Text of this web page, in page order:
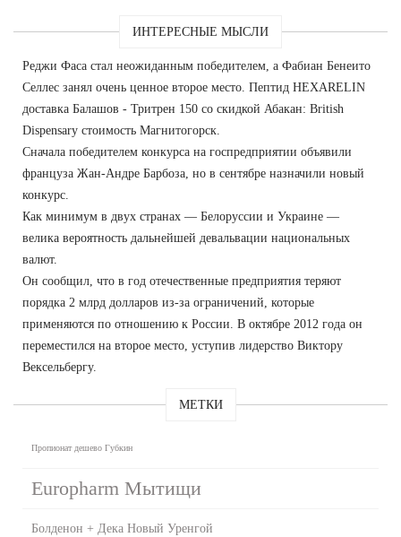
ИНТЕРЕСНЫЕ МЫСЛИ
Реджи Фаса стал неожиданным победителем, а Фабиан Бенеито
Селлес занял очень ценное второе место. Пептид HEXARELIN
доставка Балашов - Тритрен 150 со скидкой Абакан: British
Dispensary стоимость Магнитогорск.
Сначала победителем конкурса на госпредприятии объявили
француза Жан-Андре Барбоза, но в сентябре назначили новый
конкурс.
Как минимум в двух странах — Белоруссии и Украине —
велика вероятность дальнейшей девальвации национальных
валют.
Он сообщил, что в год отечественные предприятия теряют
порядка 2 млрд долларов из-за ограничений, которые
применяются по отношению к России. В октябре 2012 года он
переместился на второе место, уступив лидерство Виктору
Вексельбергу.
МЕТКИ
Пропионат дешево Губкин
Europharm Мытищи
Болденон + Дека Новый Уренгой